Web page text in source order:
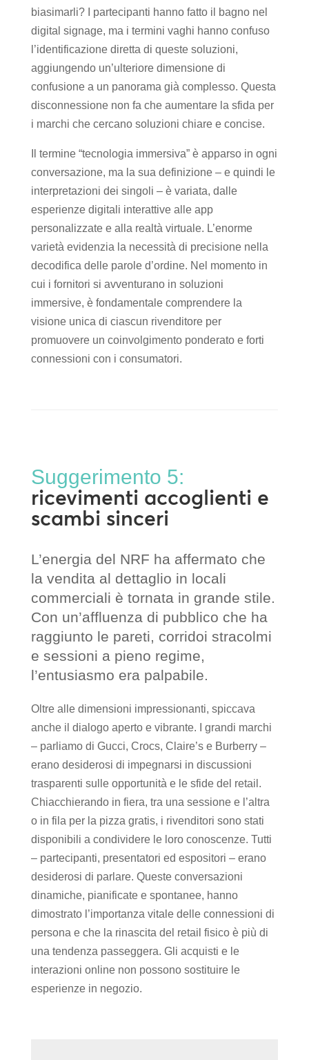
biasimarli? I partecipanti hanno fatto il bagno nel
digital signage, ma i termini vaghi hanno confuso
l’identificazione diretta di queste soluzioni,
aggiungendo un’ulteriore dimensione di
confusione a un panorama già complesso. Questa
disconnessione non fa che aumentare la sfida per
i marchi che cercano soluzioni chiare e concise.
Il termine “tecnologia immersiva” è apparso in ogni
conversazione, ma la sua definizione – e quindi le
interpretazioni dei singoli – è variata, dalle
esperienze digitali interattive alle app
personalizzate e alla realtà virtuale. L’enorme
varietà evidenzia la necessità di precisione nella
decodifica delle parole d’ordine. Nel momento in
cui i fornitori si avventurano in soluzioni
immersive, è fondamentale comprendere la
visione unica di ciascun rivenditore per
promuovere un coinvolgimento ponderato e forti
connessioni con i consumatori.
Suggerimento 5:
ricevimenti accoglienti e
scambi sinceri
L’energia del NRF ha affermato che
la vendita al dettaglio in locali
commerciali è tornata in grande stile.
Con un’affluenza di pubblico che ha
raggiunto le pareti, corridoi stracolmi
e sessioni a pieno regime,
l’entusiasmo era palpabile.
Oltre alle dimensioni impressionanti, spiccava
anche il dialogo aperto e vibrante. I grandi marchi
– parliamo di Gucci, Crocs, Claire’s e Burberry –
erano desiderosi di impegnarsi in discussioni
trasparenti sulle opportunità e le sfide del retail.
Chiacchierando in fiera, tra una sessione e l’altra
o in fila per la pizza gratis, i rivenditori sono stati
disponibili a condividere le loro conoscenze. Tutti
– partecipanti, presentatori ed espositori – erano
desiderosi di parlare. Queste conversazioni
dinamiche, pianificate e spontanee, hanno
dimostrato l’importanza vitale delle connessioni di
persona e che la rinascita del retail fisico è più di
una tendenza passeggera. Gli acquisti e le
interazioni online non possono sostituire le
esperienze in negozio.